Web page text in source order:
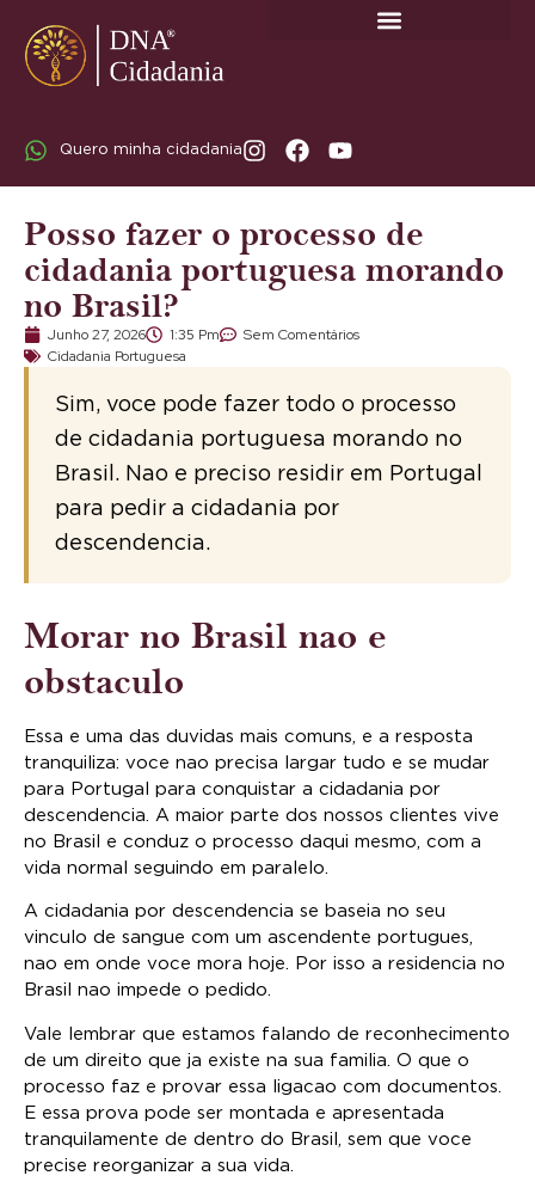
Quero minha cidadania
Posso fazer o processo de
cidadania portuguesa morando
no Brasil?
Junho 27, 2026 1:35 Pm
Sem Comentários
Cidadania Portuguesa
Sim, voce pode fazer todo o processo
de cidadania portuguesa morando no
Brasil. Nao e preciso residir em Portugal
para pedir a cidadania por
descendencia.
Morar no Brasil nao e
obstaculo
Essa e uma das duvidas mais comuns, e a resposta
tranquiliza: voce nao precisa largar tudo e se mudar
para Portugal para conquistar a cidadania por
descendencia. A maior parte dos nossos clientes vive
no Brasil e conduz o processo daqui mesmo, com a
vida normal seguindo em paralelo.
A cidadania por descendencia se baseia no seu
vinculo de sangue com um ascendente portugues,
nao em onde voce mora hoje. Por isso a residencia no
Brasil nao impede o pedido.
Vale lembrar que estamos falando de reconhecimento
de um direito que ja existe na sua familia. O que o
processo faz e provar essa ligacao com documentos.
E essa prova pode ser montada e apresentada
tranquilamente de dentro do Brasil, sem que voce
precise reorganizar a sua vida.